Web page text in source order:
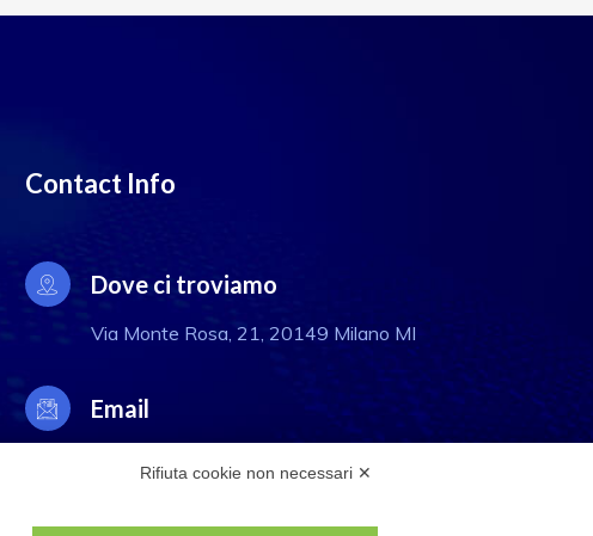
Contact Info
Dove ci troviamo
Via Monte Rosa, 21, 20149 Milano MI
Email
Rifiuta cookie non necessari ✕